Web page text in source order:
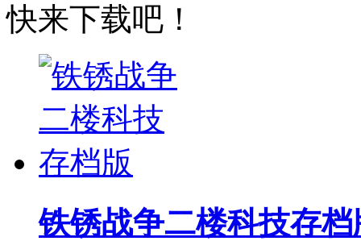
快来下载吧！
铁锈战争二楼科技存档